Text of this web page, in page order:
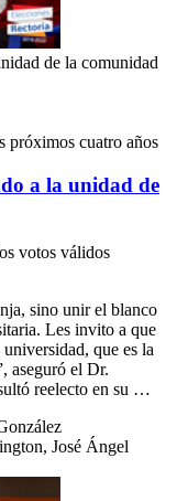
de la comunidad
próximos cuatro años
a la unidad de
votos válidos
sino unir el blanco
Les invito a que
que es la
aseguró el Dr.
reelecto en su …
José Ángel